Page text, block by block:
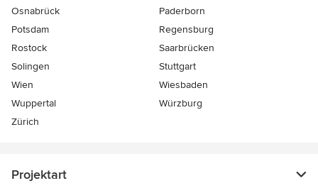
Osnabrück
Paderborn
Potsdam
Regensburg
Rostock
Saarbrücken
Solingen
Stuttgart
Wien
Wiesbaden
Wuppertal
Würzburg
Zürich
Projektart